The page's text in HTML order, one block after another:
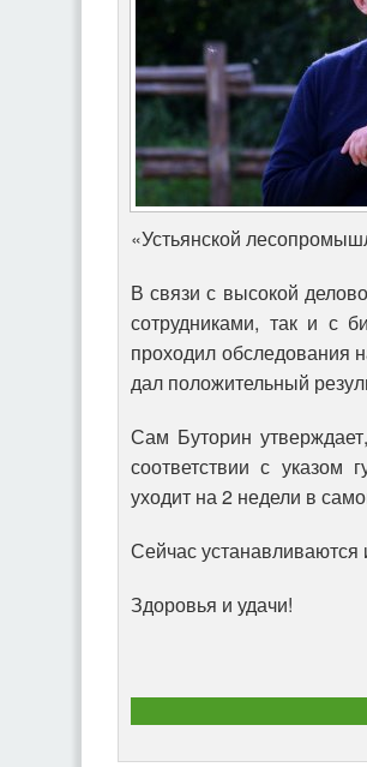
«Устьянской
В связи с высокой
сотрудниками, так и с
проходил обследования
дал положительный
Сам Буторин
соответствии с указом
уходит на 2 недели в
Сейчас устанавливаются
Здоровья и удачи!